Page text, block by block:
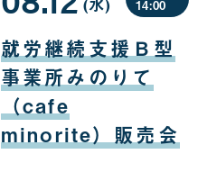
就労継続支援Ｂ型
事業所みのりて
（cafe
minorite）販売会
月
12
日
日
14:00